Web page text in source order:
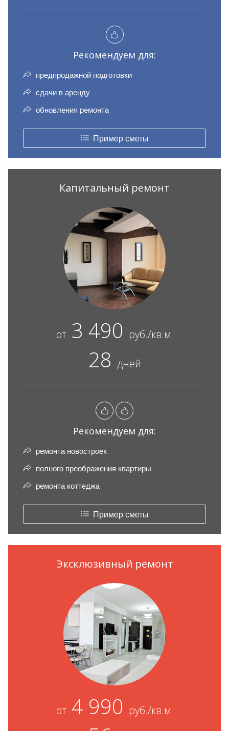
Рекомендуем для:
предпродажной подготовки
сдачи в аренду
обновления ремонта
Пример сметы
Капитальный ремонт
от3 490 руб./кв.м.
28 дней
Рекомендуем для:
ремонта новостроек
полного преображения квартиры
ремонта коттеджа
Пример сметы
Эксклюзивный ремонт
от4 990 руб./кв.м.